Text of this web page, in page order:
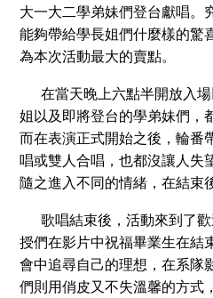
大一大二學弟妹們登台獻唱。
能夠帶給學長姐們什麼樣的驚
為本次活動最大的賣點。
在當天晚上六點半開放入
姐以及即將登台的學弟妹們，
而在表演正式開始之後，輪番
唱或雙人合唱，也都沒讓人失
隨之進入不同的情緒，在結束
歌唱結束後，活動來到了
授們在影片中祝福畢業生在結
會中追尋自己的理想，在系隊
們則用俏皮又不失溫馨的方式